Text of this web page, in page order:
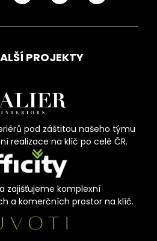
PROJEKTY
pod záštitou našeho týmu
realizace na klíč po celé ČR.
zajišťujeme komplexní
a komerčních prostor na klíč.